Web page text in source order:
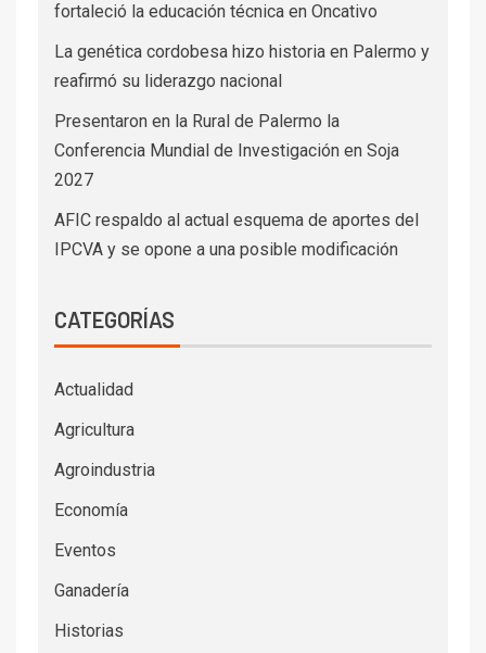
fortaleció la educación técnica en Oncativo
La genética cordobesa hizo historia en Palermo y
reafirmó su liderazgo nacional
Presentaron en la Rural de Palermo la
Conferencia Mundial de Investigación en Soja
2027
AFIC respaldo al actual esquema de aportes del
IPCVA y se opone a una posible modificación
CATEGORÍAS
Actualidad
Agricultura
Agroindustria
Economía
Eventos
Ganadería
Historias